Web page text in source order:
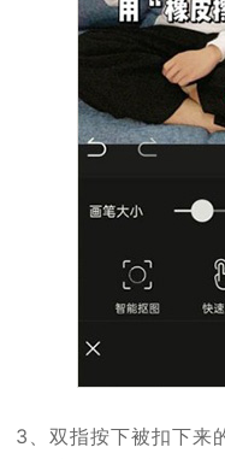
3、双指按下被扣下来